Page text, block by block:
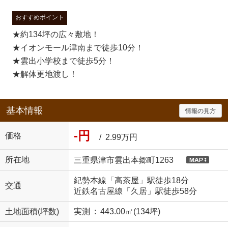
おすすめポイント
★約134坪の広々敷地！
★イオンモール津南まで徒歩10分！
★雲出小学校まで徒歩5分！
★解体更地渡し！
基本情報 情報の見方
価格 -円 / 2.99万円
所在地 三重県津市雲出本郷町1263
交通
紀勢本線「高茶屋」駅徒歩18分
近鉄名古屋線「久居」駅徒歩58分
土地面積(坪数) 実測 : 443.00㎡(134坪)